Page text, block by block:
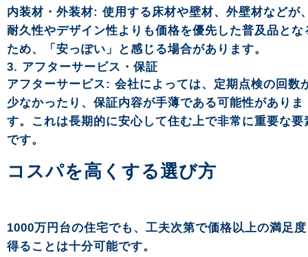
内装材・外装材: 使用する床材や壁材、外壁材などが
耐久性やデザイン性よりも価格を優先した普及品とな
ため、「安っぽい」と感じる場合があります。
3. アフターサービス・保証
アフターサービス: 会社によっては、定期点検の回数
少なかったり、保証内容が手薄である可能性がありま
す。これは長期的に安心して住む上で非常に重要な要
です。
コスパを高くする選び方
1000万円台の住宅でも、工夫次第で価格以上の満足
得ることは十分可能です。